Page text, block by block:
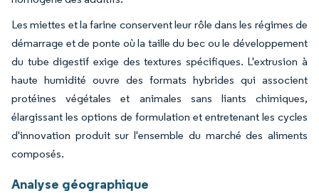
Les miettes et la farine conservent leur rôle dans les régimes de
démarrage et de ponte où la taille du bec ou le développement
du tube digestif exige des textures spécifiques. L'extrusion à
haute humidité ouvre des formats hybrides qui associent
protéines végétales et animales sans liants chimiques,
élargissant les options de formulation et entretenant les cycles
d'innovation produit sur l'ensemble du marché des aliments
composés.
Analyse géographique